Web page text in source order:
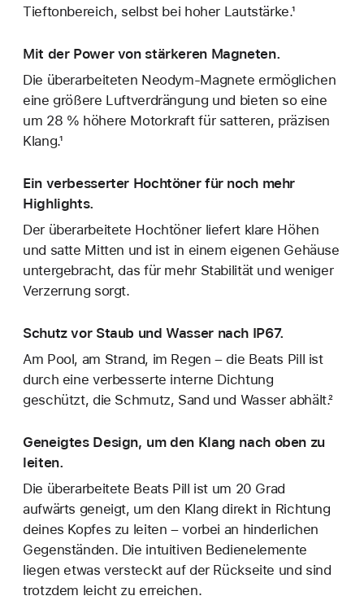
Tieftonbereich, selbst bei hoher Lautstärke.¹
Mit der Power von stärkeren Magneten.
Die überarbeiteten Neodym-Magnete ermöglichen
eine größere Luftverdrängung und bieten so eine
um 28 % höhere Motorkraft für satteren, präzisen
Klang.¹
Ein verbesserter Hochtöner für noch mehr
Highlights.
Der überarbeitete Hochtöner liefert klare Höhen
und satte Mitten und ist in einem eigenen Gehäuse
untergebracht, das für mehr Stabilität und weniger
Verzerrung sorgt.
Schutz vor Staub und Wasser nach IP67.
Am Pool, am Strand, im Regen – die Beats Pill ist
durch eine verbesserte interne Dichtung
geschützt, die Schmutz, Sand und Wasser abhält.²
Geneigtes Design, um den Klang nach oben zu
leiten.
Die überarbeitete Beats Pill ist um 20 Grad
aufwärts geneigt, um den Klang direkt in Richtung
deines Kopfes zu leiten – vorbei an hinderlichen
Gegenständen. Die intuitiven Bedienelemente
liegen etwas versteckt auf der Rückseite und sind
trotzdem leicht zu erreichen.